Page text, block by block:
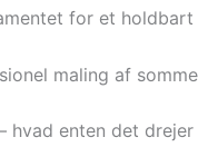
for et holdbart
maling af
hvad enten det